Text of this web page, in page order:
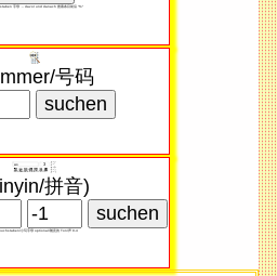
字母 → davor und danach 搜索​条目前后 "%"
号码
拼音)
小写​字母 optional/随意​的 Ton/声 0-4